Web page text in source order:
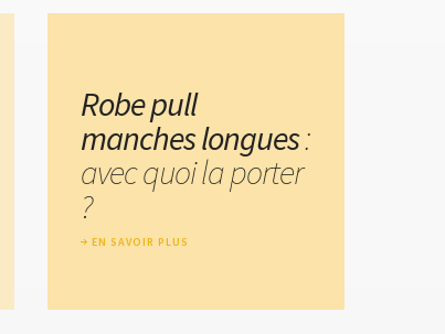
Robe pull
manches longues:
avec quoi la porter
?
EN SAVOIR PLUS